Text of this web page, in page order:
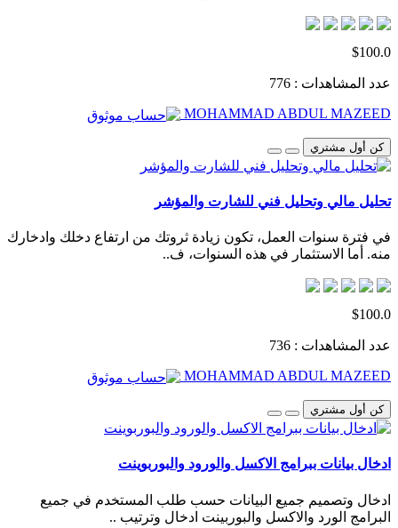
$100.0
عدد المشاهدات : 776
MOHAMMAD ABDUL MAZEED
كن أول مشتري
تحليل مالي وتحليل فني للشارت والمؤشر
في فترة سنوات العمل، تكون زيادة ثروتك من ارتفاع دخلك وادخارك
منه. أما الاستثمار في هذه السنوات، ف..
$100.0
عدد المشاهدات : 736
MOHAMMAD ABDUL MAZEED
كن أول مشتري
ادخال بيانات ببرامج الاكسل والورود والبوربوينت
ادخال وتصميم جميع البيانات حسب طلب المستخدم في جميع
البرامج الورد والاكسل والبوربينت ادخال وترتيب ..